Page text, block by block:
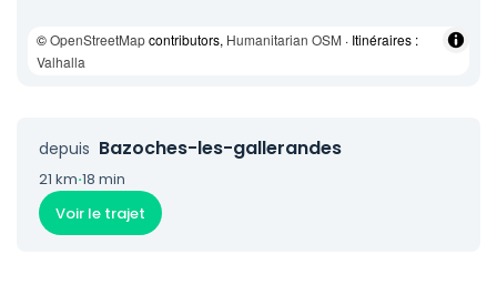
©OpenStreetMapcontributors, Humanitarian OSM · Itinéraires :
Valhalla
depuis Bazoches-les-gallerandes
21 km·18 min
Voir le trajet